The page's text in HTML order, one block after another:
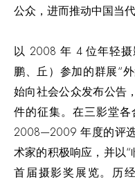
公众，进而推动中国当
以 2008 年 4 位年轻
鹏、丘）参加的群展“
始向社会公众发布公告
件的征集。在三影堂各
2008—2009 年度的评
术家的积极响应，并以
首届摄影奖展览。历